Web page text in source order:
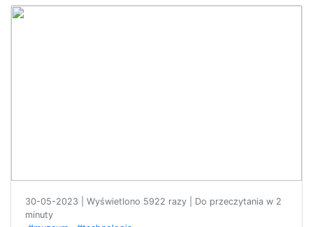
30-05-2023 | Wyświetlono 5922 razy | Do przeczytania w 2
minuty